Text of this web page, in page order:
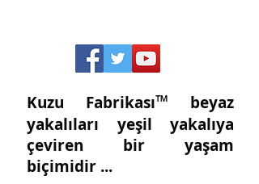
Kuzu Fabrikası™ beyaz
yakalıları yeşil yakalıya
çeviren bir yaşam
biçimidir ...